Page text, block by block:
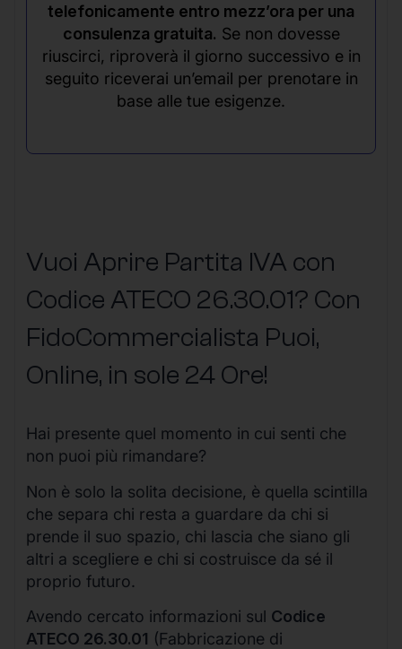
telefonicamente entro mezz’ora per una
consulenza gratuita. Se non dovesse
riuscirci, riproverà il giorno successivo e in
seguito riceverai un’email per prenotare in
base alle tue esigenze.
Vuoi Aprire Partita IVA con
Codice ATECO 26.30.01? Con
FidoCommercialista Puoi,
Online, in sole 24 Ore!
Hai presente quel momento in cui senti che
non puoi più rimandare?
Non è solo la solita decisione, è quella scintilla
che separa chi resta a guardare da chi si
prende il suo spazio, chi lascia che siano gli
altri a scegliere e chi si costruisce da sé il
proprio futuro.
Avendo cercato informazioni sul Codice
ATECO 26.30.01 (Fabbricazione di